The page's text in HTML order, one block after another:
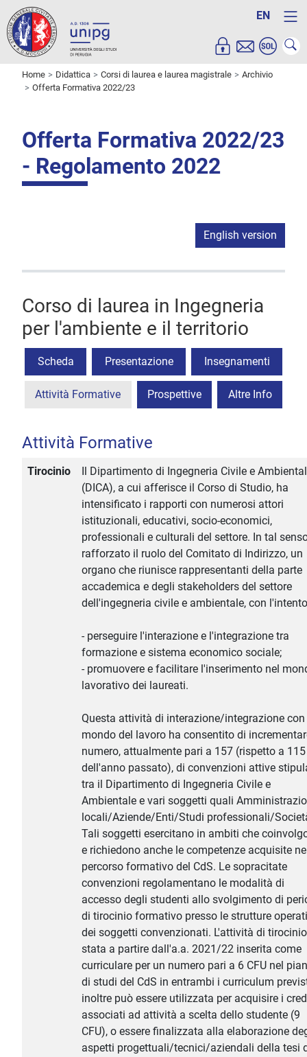
EN
Home Didattica Corsi di laurea e laurea magistrale
Archivio
Offerta Formativa 2022/23
Offerta Formativa 2022/23
- Regolamento 2022
English version
Corso di laurea in Ingegneria
per l'ambiente e il territorio
Scheda Presentazione Insegnamenti
Attività Formative Prospettive Altre Info
Attività Formative
Tirocinio
Il Dipartimento di Ingegneria Civile e
(DICA), a cui afferisce il Corso di Studio, ha
intensificato i rapporti con numerosi attori
istituzionali, educativi, socio-economici,
professionali e culturali del settore. In tal
rafforzato il ruolo del Comitato di Indirizzo, un
organo che riunisce rappresentanti della parte
accademica e degli stakeholders del settore
dell'ingegneria civile e ambientale, con
- perseguire l'interazione e l'integrazione tra
formazione e sistema economico sociale;
- promuovere e facilitare l'inserimento nel
lavorativo dei laureati.
Questa attività di interazione/integrazione
mondo del lavoro ha consentito di
numero, attualmente pari a 157 (rispetto a 115
dell'anno passato), di convenzioni attive
tra il Dipartimento di Ingegneria Civile e
Ambientale e vari soggetti quali
locali/Aziende/Enti/Studi professionali/
Tali soggetti esercitano in ambiti che
e richiedono anche le competenze acquisite
percorso formativo del CdS. Le sopracitate
convenzioni regolamentano le modalità di
accesso degli studenti allo svolgimento di
di tirocinio formativo presso le strutture
dei soggetti convenzionati. L'attività di
stata a partire dall'a.a. 2021/22 inserita come
curriculare per un numero pari a 6 CFU nel
di studi del CdS in entrambi i curriculum
inoltre può essere utilizzata per acquisire i
associati ad attività a scelta dello studente (9
CFU), o essere finalizzata alla elaborazione
aspetti progettuali/tecnici/aziendali della tesi